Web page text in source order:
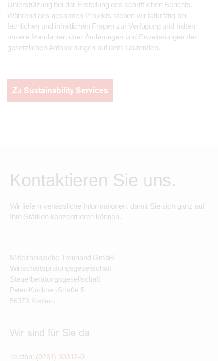
Unterstützung bei der Erstellung des schriftlichen Berichts.
Während des gesamten Projekts stehen wir tatkräftig bei
fachlichen und inhaltlichen Fragen zur Verfügung und halten
unsere Mandanten über Änderungen und Erweiterungen der
gesetzlichen Anforderungen auf dem Laufenden.
Zu Sustainability Services
Kontaktieren Sie uns.
Wir liefern verlässliche Informationen, damit Sie sich ganz auf
Ihre Stärken konzentrieren können.
Mittelrheinische Treuhand GmbH
Wirtschaftsprüfungsgesellschaft
Steuerberatungsgesellschaft
Peter-Klöckner-Straße 5
56073 Koblenz
Wir sind für Sie da.
Telefon: (0261) 30312-0